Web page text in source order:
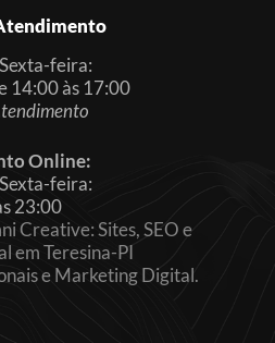
feira:
14:00 às 17:00
Online:
feira:
23:00
Creative: Sites, SEO e
em Teresina-PI
e Marketing Digital.